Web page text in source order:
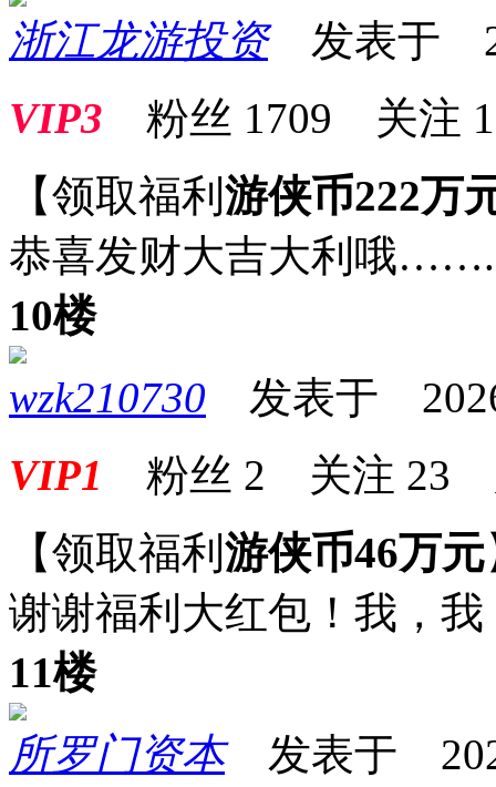
浙江龙游投资发表于
VIP3 粉丝 1709 关注
【领取福利 游侠币222万
恭喜发财大吉大利哦
10楼
wzk210730 发表于
VIP1 粉丝 2 关注 23
【领取福利 游侠币46万元
谢谢福利大红包！我，我
11楼
所罗门资本发表于